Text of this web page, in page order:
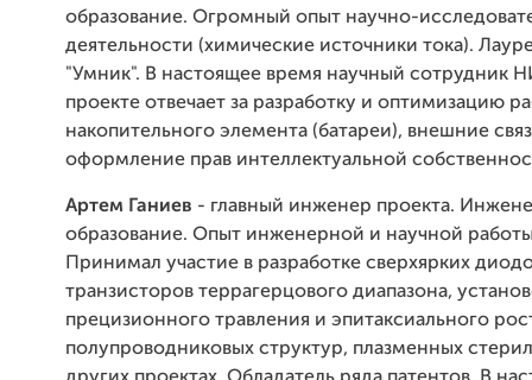
образование. Огромный опыт научно-
деятельности (химические источники тока).
"Умник". В настоящее время научный сотрудник
проекте отвечает за разработку и оптимизацию
накопительного элемента (батареи), внешние
оформление прав интеллектуальной
Артем Ганиев - главный инженер проекта.
образование. Опыт инженерной и научной
Принимал участие в разработке сверхярких
транзисторов террагерцового диапазона,
прецизионного травления и эпитаксиального
полупроводниковых структур, плазменных